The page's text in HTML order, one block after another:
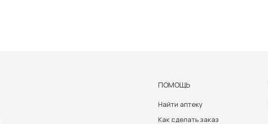
ПОМОЩЬ
Найти аптеку
Как сделать заказ